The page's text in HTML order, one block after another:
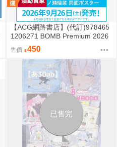
【ACG網路書店】(代訂)978465
1206271 BOMB Premium 2026
封面:一ノ瀬瑠菜 附:雙面海報
售價 450
已售完